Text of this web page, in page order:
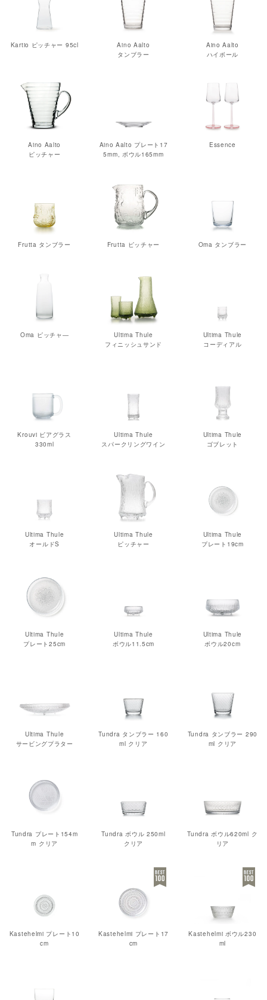
Kartio ピッチャー 95cl
Aino Aalto
タンブラー
Aino Aalto
ハイボール
Aino Aalto
ピッチャー
Aino Aalto プレート17
5mm, ボウル165mm
Essence
Frutta タンブラー Frutta ピッチャー Oma タンブラー
Oma ピッチャ―
Ultima Thule
フィニッシュサンド
Ultima Thule
コーディアル
Krouvi ビアグラス
330ml
Ultima Thule
スパークリングワイン
Ultima Thule
ゴブレット
Ultima Thule
オールドS
Ultima Thule
ピッチャー
Ultima Thule
プレート19cm
Ultima Thule
プレート25cm
Ultima Thule
ボウル11.5cm
Ultima Thule
ボウル20cm
Ultima Thule
サービングプラター
Tundra タンブラー 160
ml クリア
Tundra タンブラー 290
ml クリア
Tundra プレート154m
m クリア
Tundra ボウル 250ml
クリア
Tundra ボウル620ml ク
リア
Kastehelmi プレート10
cm
Kastehelmi プレート17
cm
Kastehelmi ボウル230
ml